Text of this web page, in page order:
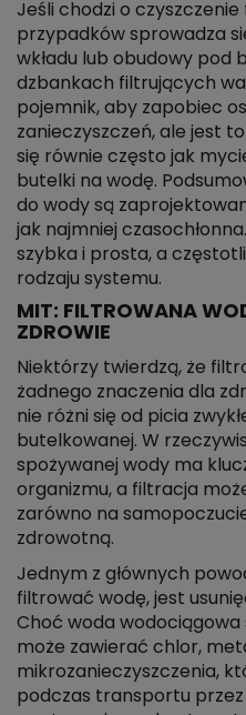
Jeśli chodzi o
przypadków sprowadza
wkładu lub obudowy pod
dzbankach filtrujących
pojemnik, aby zapobiec
zanieczyszczeń, ale jest
się równie często jak
butelki na wodę.
do wody są
jak najmniej
szybka i prosta, a
rodzaju systemu.
MIT: FILTROWANA
ZDROWIE
Niektórzy twierdzą, że
żadnego znaczenia dla
nie różni się od picia
butelkowanej. W
spożywanej wody ma
organizmu, a filtracja
zarówno na
zdrowotną.
Jednym z głównych
filtrować wodę, jest
Choć woda wodociągowa
może zawierać chlor,
mikrozanieczyszczenia,
podczas transportu